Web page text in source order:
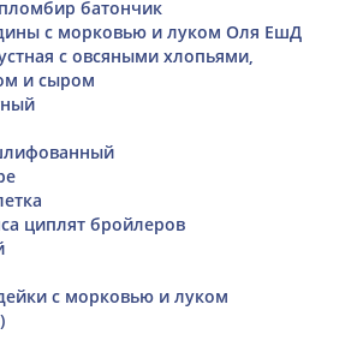
батончик
с морковью и луком Оля ЕшД
с овсяными хлопьями,
и сыром
циплят бройлеров
с морковью и луком